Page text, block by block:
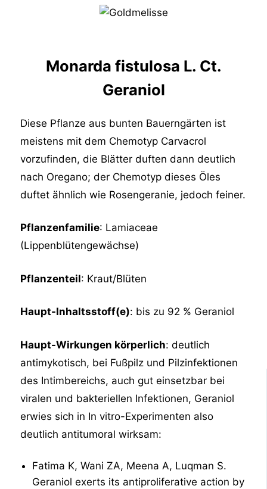
Monarda fistulosa L. Ct.
Geraniol
Diese Pflanze aus bunten Bauerngärten ist
meistens mit dem Chemotyp Carvacrol
vorzufinden, die Blätter duften dann deutlich
nach Oregano; der Chemotyp dieses Öles
duftet ähnlich wie Rosengeranie, jedoch feiner.
Pflanzenfamilie: Lamiaceae
(Lippenblütengewächse)
Pflanzenteil: Kraut/Blüten
Haupt-Inhaltsstoff(e): bis zu 92 % Geraniol
Haupt-Wirkungen körperlich: deutlich
antimykotisch, bei Fußpilz und Pilzinfektionen
des Intimbereichs, auch gut einsetzbar bei
viralen und bakteriellen Infektionen, Geraniol
erwies sich in In vitro-Experimenten also
deutlich antitumoral wirksam:
Fatima K, Wani ZA, Meena A, Luqman S.
Geraniol exerts its antiproliferative action by